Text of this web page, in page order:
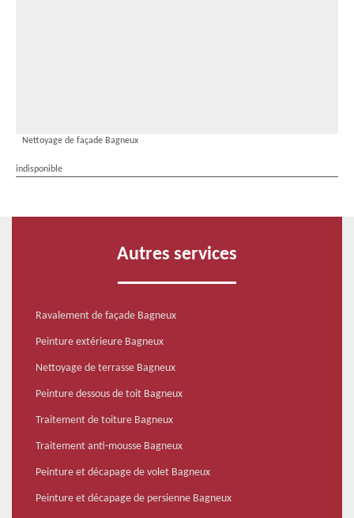
Nettoyage de façade Bagneux
indisponible
Autres services
Ravalement de façade Bagneux
Peinture extérieure Bagneux
Nettoyage de terrasse Bagneux
Peinture dessous de toit Bagneux
Traitement de toiture Bagneux
Traitement anti-mousse Bagneux
Peinture et décapage de volet Bagneux
Peinture et décapage de persienne Bagneux